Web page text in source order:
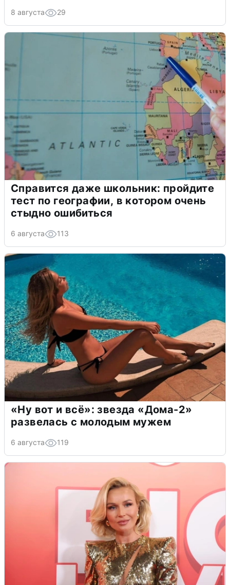
8 августа 29
Справится даже школьник: пройдите
тест по географии, в котором очень
стыдно ошибиться
6 августа 113
«Ну вот и всё»: звезда «Дома-2»
развелась с молодым мужем
6 августа 119